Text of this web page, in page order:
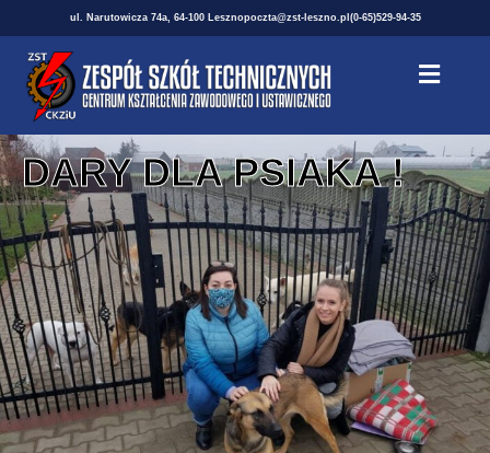
ul. Narutowicza 74a, 64-100 Lesznopoczta@zst-leszno.pl (0-65)529-94-35
DARY DLA PSIAKA !